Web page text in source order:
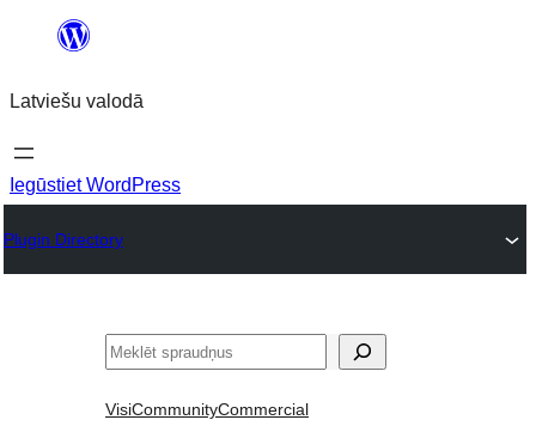
Pāriet
saturu
Latviešu valodā
Iegūstiet WordPress
Plugin Directory
Meklēt
VisiCommunityCommercial